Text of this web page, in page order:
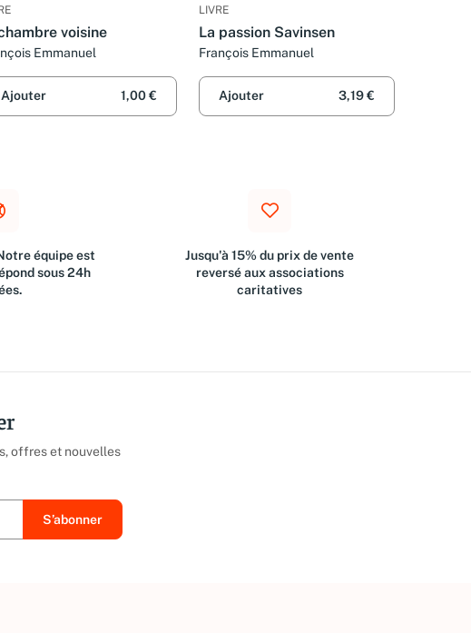
voisine
Emmanuel
Ajouter 1,00 €
LIVRE
La passion Savinsen
François Emmanuel
Ajouter 3,19 €
équipe est
sous 24h
Jusqu'à 15% du prix de vente
reversé aux associations
caritatives
offres et nouvelles